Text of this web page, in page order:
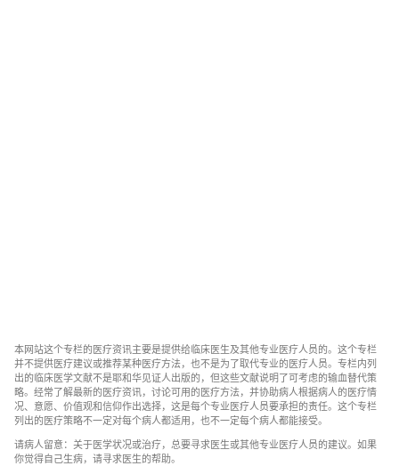
本网站这个专栏的医疗资讯主要是提供给临床医生及其他专业医疗人员的。这个专栏
并不提供医疗建议或推荐某种医疗方法，也不是为了取代专业的医疗人员。专栏内列
出的临床医学文献不是耶和华见证人出版的，但这些文献说明了可考虑的输血替代策
略。经常了解最新的医疗资讯，讨论可用的医疗方法，并协助病人根据病人的医疗情
况、意愿、价值观和信仰作出选择，这是每个专业医疗人员要承担的责任。这个专栏
列出的医疗策略不一定对每个病人都适用，也不一定每个病人都能接受。
请病人留意：关于医学状况或治疗，总要寻求医生或其他专业医疗人员的建议。如果
你觉得自己生病，请寻求医生的帮助。